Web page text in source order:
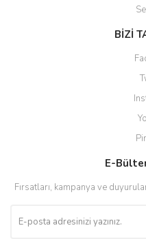
BİZİ
E-
Fırsatları, kampanya ve